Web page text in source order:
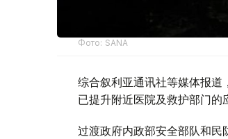
Фото: SANA
综合叙利亚通讯社等媒体报道
已提升附近医院及救护部门的
过渡政府内政部安全部队和民